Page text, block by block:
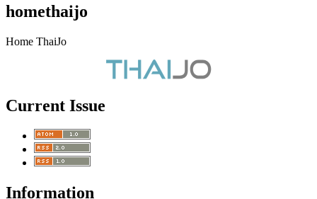
homethaijo
Home ThaiJo
Current Issue
Information